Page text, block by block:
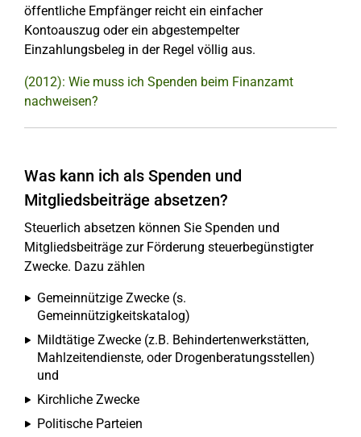
öffentliche Empfänger reicht ein einfacher
Kontoauszug oder ein abgestempelter
Einzahlungsbeleg in der Regel völlig aus.
(2012): Wie muss ich Spenden beim Finanzamt
nachweisen?
Was kann ich als Spenden und
Mitgliedsbeiträge absetzen?
Steuerlich absetzen können Sie Spenden und
Mitgliedsbeiträge zur Förderung steuerbegünstigter
Zwecke. Dazu zählen
Gemeinnützige Zwecke (s.
Gemeinnützigkeitskatalog)
Mildtätige Zwecke (z.B. Behindertenwerkstätten,
Mahlzeitendienste, oder Drogenberatungsstellen)
und
Kirchliche Zwecke
Politische Parteien